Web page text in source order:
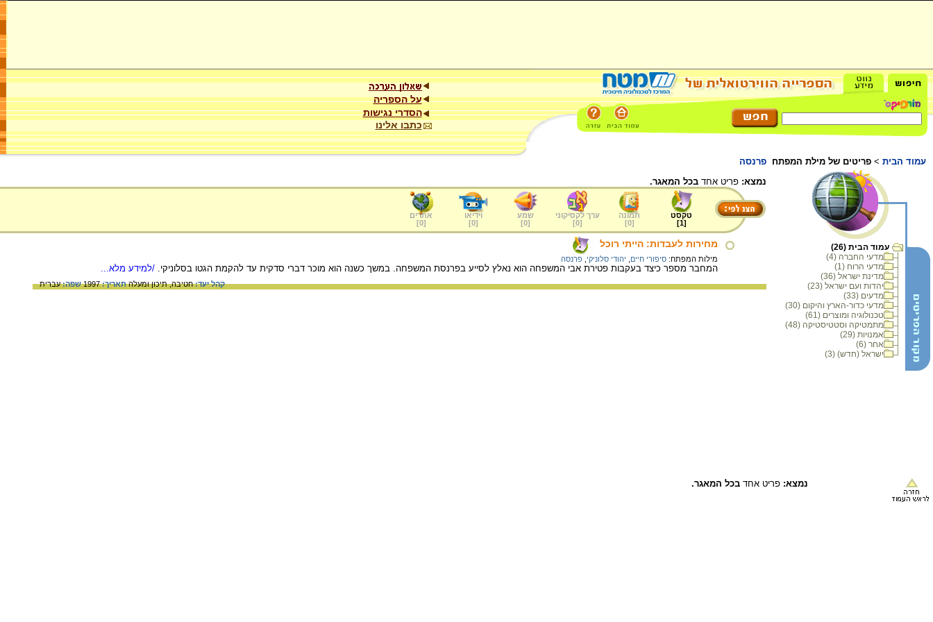
על הספריה
הסדרי נגישות
כתבו אלינו
עמוד הבית > פריטים של מילת המפתח פרנסה
עמוד הבית (26)
מדעי החברה (4)
מדעי הרוח (1)
מדינת ישראל (36)
יהדות ועם ישראל (23)
מדעים (33)
מדעי כדור-הארץ והיקום (30)
טכנולוגיה ומוצרים (61)
מתמטיקה וסטטיסטיקה (48)
אמנויות (29)
אחר (6)
ישראל (חדש) (3)
נמצא: פריט אחד בכל המאגר.
טקסט
[
1
]
תמונה
[
0
]
ערך לקסיקוני
[
0
]
שמע
[
0
]
וידיאו
[
0
]
אתרים
[
0
]
מחירות לעבדות: הייתי רוכל
מילות המפתח: סיפורי חיים יהודי סלוניקי פרנסה
המחבר מספר כיצד בעקבות פטירת אבי המשפחה הוא נאלץ לסייע בפרנסת המשפחה. במשך כשנה הוא מוכר דברי סדקית עד להקמת הגטו בסלוניקי. /למידע מלא...
קהל יעד:חטיבה,תיכון ומעלהתאריך:1997 שפה:עברית
נמצא: פריט אחד בכל המאגר.